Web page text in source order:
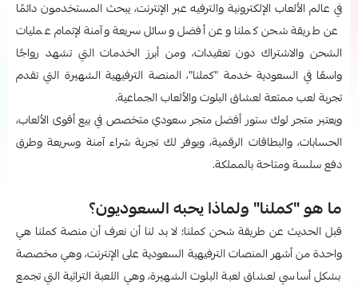
في عالم الألعاب الإلكترونية والترفيه عبر الإنترنت، يبحث المستخدمون دائمًا
عن طريقة شحن كملنا وعن أفضل وسائل سريعة وآمنة لإتمام عمليات
الشحن والاشتراك دون تعقيدات، ومن أبرز الخدمات التي تشهد رواجًا
واسعًا في السعودية خدمة "كملنا"، المنصة الترفيهية الشهيرة التي تقدم
تجربة لعب ممتعة لعشاق البلوت والألعاب الجماعية.
ويعتبر متجر لوك ستور أفضل متجر سعودي متخصص في بيع أقوى الألعاب،
الحسابات، والبطاقات الرقمية، ويوفر لك تجربة شراء آمنة وسريعة وطرق
دفع سلسة ومتاحة بالمملكة.
ما هو "كملنا" ولماذا يحبه السعوديون؟
قبل الحديث عن طريقة شحن كملنا؛ لا بد لنا أن نعرف أنمنصة كملنا هي
واحدة من أشهر المنصات الترفيهية السعودية على الإنترنت، وهي مخصصة
بشكل أساسي لعشاق لعبة البلوت الشهيرة، وهي اللعبة التراثية التي تجمع